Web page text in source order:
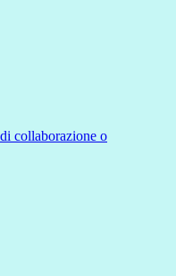
collaborazione o